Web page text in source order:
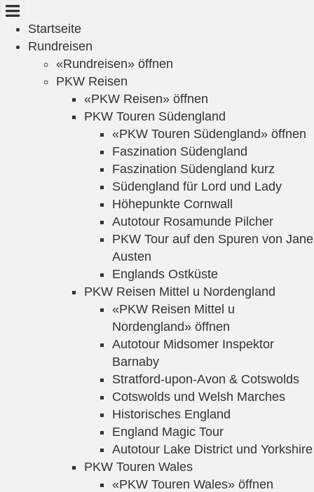
Startseite
Rundreisen
«Rundreisen» öffnen
PKW Reisen
«PKW Reisen» öffnen
PKW Touren Südengland
«PKW Touren Südengland» öffnen
Faszination Südengland
Faszination Südengland kurz
Südengland für Lord und Lady
Höhepunkte Cornwall
Autotour Rosamunde Pilcher
PKW Tour auf den Spuren von Jane
Austen
Englands Ostküste
PKW Reisen Mittel u Nordengland
«PKW Reisen Mittel u
Nordengland» öffnen
Autotour Midsomer Inspektor
Barnaby
Stratford-upon-Avon & Cotswolds
Cotswolds und Welsh Marches
Historisches England
England Magic Tour
Autotour Lake District und Yorkshire
PKW Touren Wales
«PKW Touren Wales» öffnen
Cookie-Einstellungen